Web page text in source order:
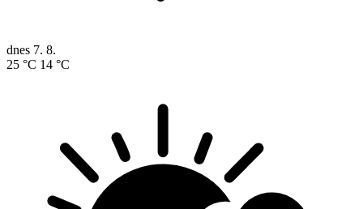
dnes 7. 8.
25 °C 14 °C